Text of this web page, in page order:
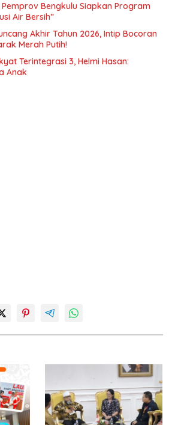
Bengkulu Siapkan Program
Air Bersih”
Akhir Tahun 2026, Intip Bocoran
Merah Putih!
Terintegrasi 3, Helmi Hasan:
Anak